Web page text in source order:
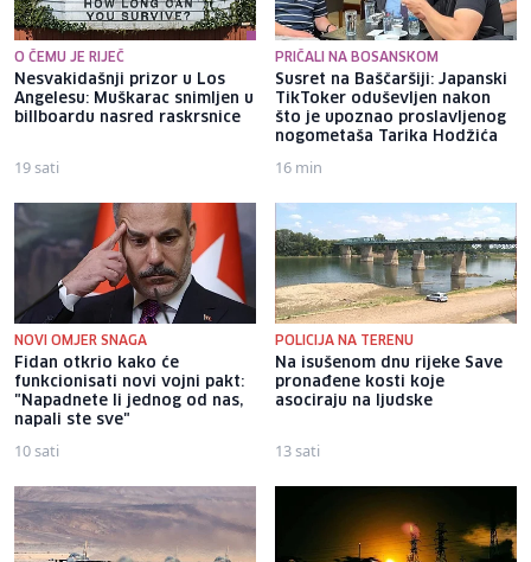
O ČEMU JE RIJEČ
Nesvakidašnji prizor u Los
Angelesu: Muškarac snimljen u
billboardu nasred raskrsnice
19 sati
PRIČALI NA BOSANSKOM
Susret na Baščaršiji: Japanski
TikToker oduševljen nakon
što je upoznao proslavljenog
nogometaša Tarika Hodžića
16 min
NOVI OMJER SNAGA
Fidan otkrio kako će
funkcionisati novi vojni pakt:
"Napadnete li jednog od nas,
napali ste sve"
10 sati
POLICIJA NA TERENU
Na isušenom dnu rijeke Save
pronađene kosti koje
asociraju na ljudske
13 sati